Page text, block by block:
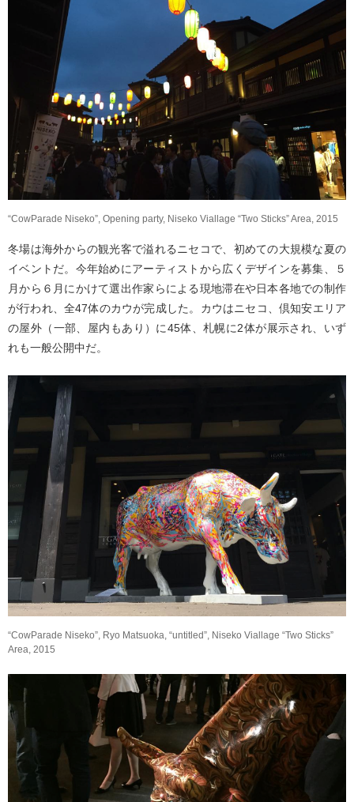
“CowParade Niseko”, Opening party, Niseko Viallage “Two Sticks” Area, 2015
冬場は海外からの観光客で溢れるニセコで、初めての大規模な夏の
イベントだ。今年始めにアーティストから広くデザインを募集、５
月から６月にかけて選出作家らによる現地滞在や日本各地での制作
が行われ、全47体のカウが完成した。カウはニセコ、倶知安エリア
の屋外（一部、屋内もあり）に45体、札幌に2体が展示され、いず
れも一般公開中だ。
“CowParade Niseko”, Ryo Matsuoka, “untitled”, Niseko Viallage “Two Sticks”
Area, 2015